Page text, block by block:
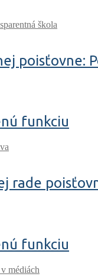
škola
poisťovne:
funkciu
rade
funkciu
médiách